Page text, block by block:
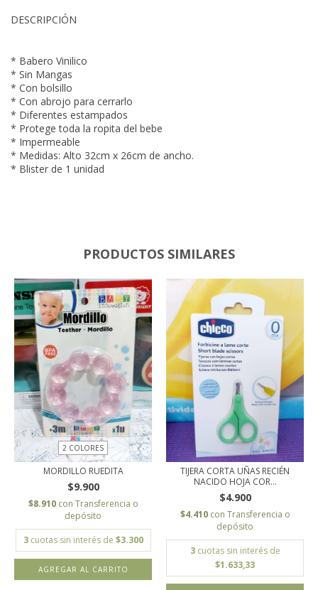
DESCRIPCIÓN
* Babero Vinilico
* Sin Mangas
* Con bolsillo
* Con abrojo para cerrarlo
* Diferentes estampados
* Protege toda la ropita del bebe
* Impermeable
* Medidas: Alto 32cm x 26cm de ancho.
* Blister de 1 unidad
PRODUCTOS SIMILARES
2 COLORES
MORDILLO RUEDITA
$9.900
$8.910 con Transferencia o
depósito
3 cuotas sin interés de $3.300
AGREGAR AL CARRITO
TIJERA CORTA UÑAS RECIÉN
NACIDO HOJA COR...
$4.900
$4.410 con Transferencia o
depósito
3 cuotas sin interés de
$1.633,33